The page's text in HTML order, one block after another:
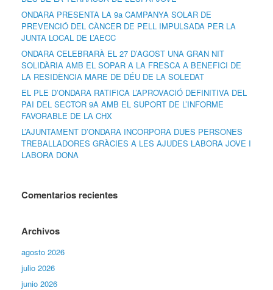
ONDARA PRESENTA LA 9a CAMPANYA SOLAR DE
PREVENCIÓ DEL CÀNCER DE PELL IMPULSADA PER LA
JUNTA LOCAL DE L’AECC
ONDARA CELEBRARÀ EL 27 D’AGOST UNA GRAN NIT
SOLIDÀRIA AMB EL SOPAR A LA FRESCA A BENEFICI DE
LA RESIDÈNCIA MARE DE DÉU DE LA SOLEDAT
EL PLE D’ONDARA RATIFICA L’APROVACIÓ DEFINITIVA DEL
PAI DEL SECTOR 9A AMB EL SUPORT DE L’INFORME
FAVORABLE DE LA CHX
L’AJUNTAMENT D’ONDARA INCORPORA DUES PERSONES
TREBALLADORES GRÀCIES A LES AJUDES LABORA JOVE I
LABORA DONA
Comentarios recientes
Archivos
agosto 2026
julio 2026
junio 2026